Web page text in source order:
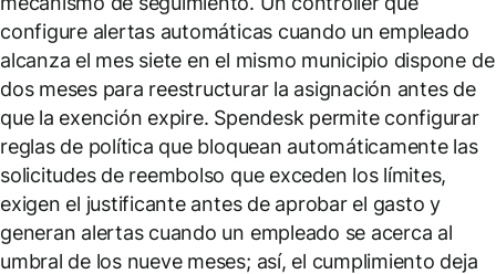
configure alertas automáticas cuando un empleado
alcanza el mes siete en el mismo municipio dispone de
dos meses para reestructurar la asignación antes de
que la exención expire. Spendesk permite configurar
reglas de política que bloquean automáticamente las
solicitudes de reembolso que exceden los límites,
exigen el justificante antes de aprobar el gasto y
generan alertas cuando un empleado se acerca al
umbral de los nueve meses; así, el cumplimiento deja